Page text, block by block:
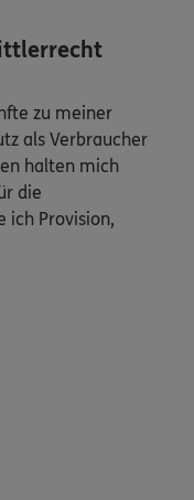
zu meiner
als Verbraucher
halten mich
die
ich Provision,